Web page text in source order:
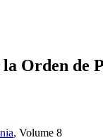
Orden de
, Volume 8